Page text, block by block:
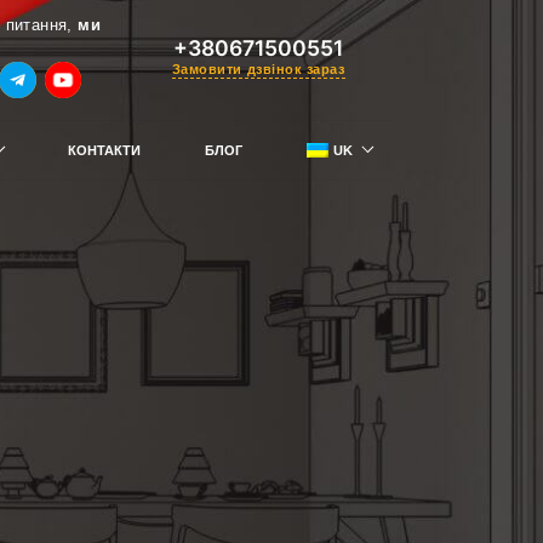
питання, ми
+380671500551
Замовити дзвінок зараз
знижку
КОНТАКТИ БЛОГ UK